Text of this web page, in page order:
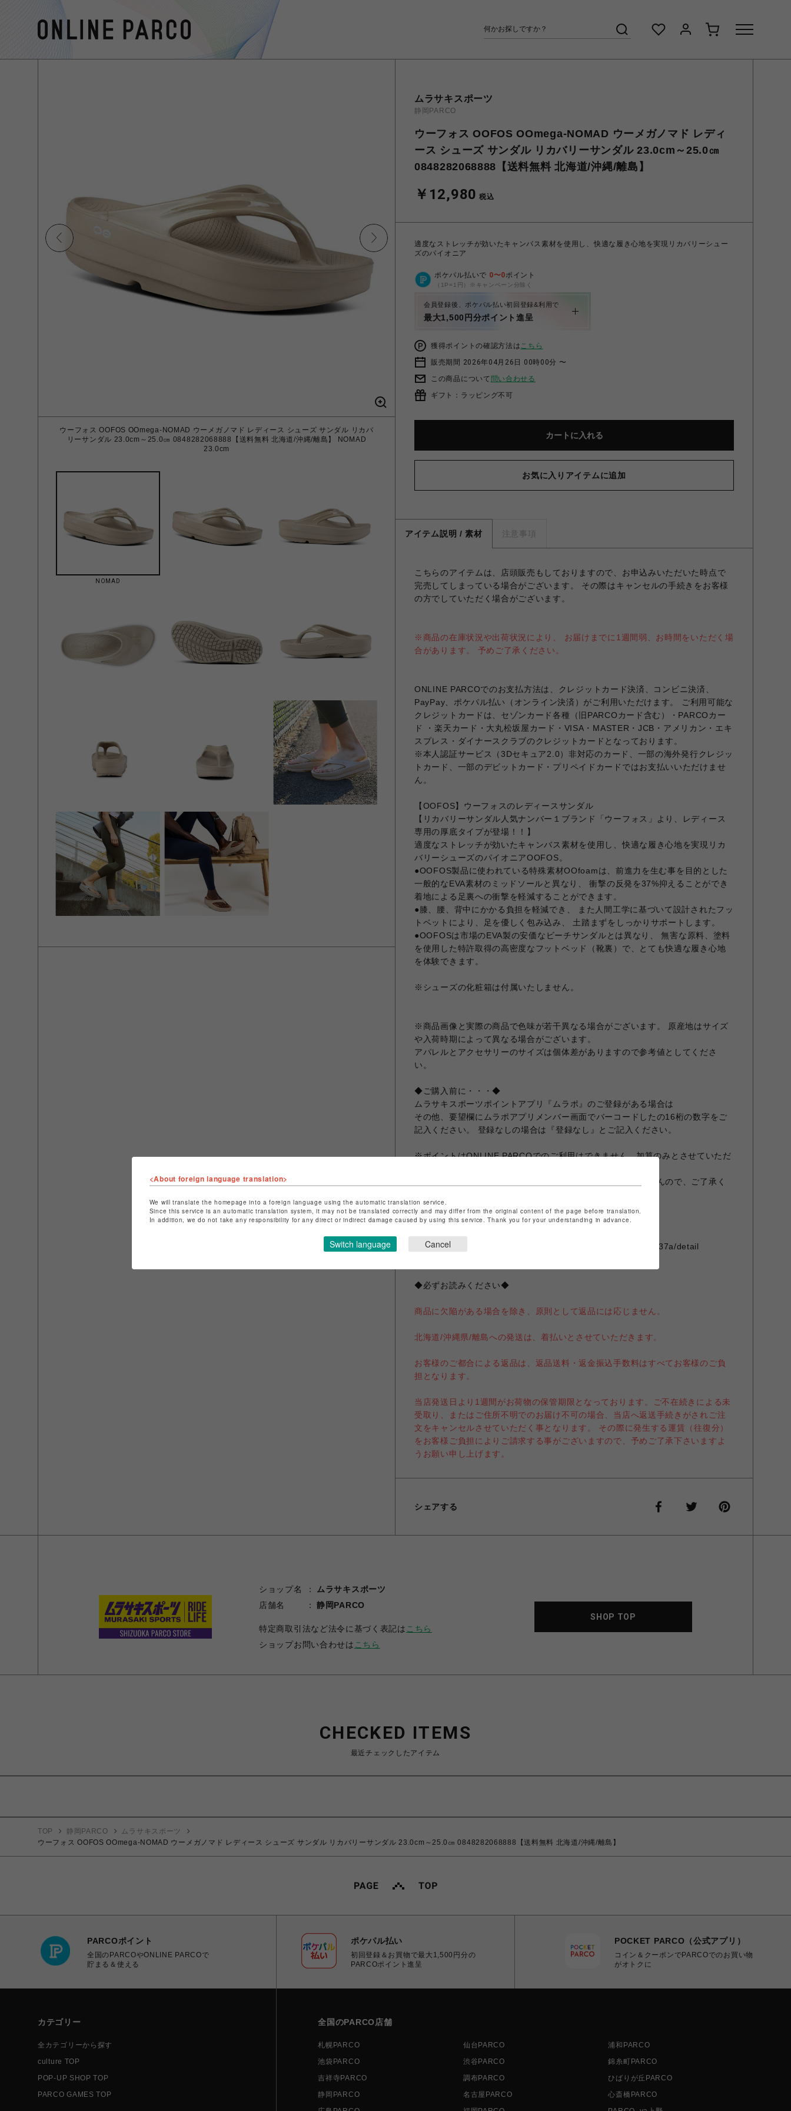
ウーフォス OOFOS OOmega-NOMAD ウーメガノマド レディース シューズ サンダル リカバ
リーサンダル 23.0cm～25.0㎝ 0848282068888【送料無料 北海道/沖縄/離島】 NOMAD
23.0cm
NOMAD
ムラサキスポーツ
静岡PARCO
ウーフォス OOFOS OOmega-NOMAD ウーメガノマド レディ
ース シューズ サンダル リカバリーサンダル 23.0cm～25.0㎝
0848282068888【送料無料 北海道/沖縄/離島】
￥12,980 税込
適度なストレッチが効いたキャンバス素材を使用し、快適な履き心地を実現リカバリーシュー
ズのパイオニア
ポケパル払いで 0〜0ポイント
（1P=1円）※キャンペーン分除く
会員登録後、ポケパル払い初回登録&利用で
最大1,500円分ポイント進呈
獲得ポイントの確認方法はこちら
販売期間 2026年04月26日 00時00分 〜
この商品について 問い合わせる
ギフト：ラッピング不可
カートに入れる
お気に入りアイテムに追加
アイテム説明 / 素材 注意事項
こちらのアイテムは、店頭販売もしておりますので、お申込みいただいた時点で
完売してしまっている場合がございます。 その際はキャンセルの手続きをお客様
の方でしていただく場合がございます。
※商品の在庫状況や出荷状況により、 お届けまでに1週間弱、お時間をいただく場
合があります。 予めご了承ください。
ONLINE PARCOでのお支払方法は、クレジットカード決済、コンビニ決済、
PayPay、ポケパル払い（オンライン決済）がご利用いただけます。 ご利用可能な
クレジットカードは、セゾンカード各種（旧PARCOカード含む）・PARCOカー
ド ・楽天カード・大丸松坂屋カード・VISA・MASTER・JCB・アメリカン・エキ
スプレス・ダイナースクラブのクレジットカードとなっております。
※本人認証サービス（3Dセキュア2.0）非対応のカード、一部の海外発行クレジッ
トカード、一部のデビットカード・プリペイドカードではお支払いいただけませ
ん。
【OOFOS】ウーフォスのレディースサンダル
【リカバリーサンダル人気ナンバー１ブランド「ウーフォス」より、レディース
専用の厚底タイプが登場！！】
適度なストレッチが効いたキャンバス素材を使用し、快適な履き心地を実現リカ
バリーシューズのパイオニアOOFOS。
●OOFOS製品に使われている特殊素材OOfoamは、前進力を生む事を目的とした
一般的なEVA素材のミッドソールと異なり、 衝撃の反発を37%抑えることができ
着地による足裏への衝撃を軽減することができます。
●膝、腰、背中にかかる負担を軽減でき、 また人間工学に基づいて設計されたフッ
トベットにより、足を優しく包み込み、 土踏まずをしっかりサポートします。
●OOFOSは市場のEVA製の安価なビーチサンダルとは異なり、 無害な原料、塗料
を使用した特許取得の高密度なフットベッド（靴裏）で、とても快適な履き心地
を体験できます。
※シューズの化粧箱は付属いたしません。
※商品画像と実際の商品で色味が若干異なる場合がございます。 原産地はサイズ
や入荷時期によって異なる場合がございます。
アパレルとアクセサリーのサイズは個体差がありますので参考値としてくださ
い。
◆ご購入前に・・・◆
ムラサキスポーツポイントアプリ『ムラポ』のご登録がある場合は
その他、要望欄にムラポアプリメンバー画面でバーコードしたの16桁の数字をご
記入ください。 登録なしの場合は『登録なし』とご記入ください。
※ポイントはONLINE PARCOでのご利用はできません。加算のみとさせていただ
※購入前に無料でご登録も可能です。ポイントは後付できませんので、ご了承く
ご登録は下記リンクから
sports/shop/shizuoka/1b2de7fa-d29f-4494-8e8f-765592cb237a/detail
◆必ずお読みください◆
商品に欠陥がある場合を除き、原則として返品には応じません。
北海道/沖縄県/離島への発送は、着払いとさせていただきます。
お客様のご都合による返品は、返品送料・返金振込手数料はすべてお客様のご負
担となります。
当店発送日より1週間がお荷物の保管期限となっております。ご不在続きによる未
受取り、またはご住所不明でのお届け不可の場合、当店へ返送手続きがされご注
文をキャンセルさせていただく事となります。 その際に発生する運賃（往復分）
をお客様ご負担によりご請求する事がございますので、予めご了承下さいますよ
うお願い申し上げます。
シェアする
ショップ名
ムラサキスポーツ
店舗名
静岡PARCO
特定商取引法など法令に基づく表記は こちら
ショップお問い合わせは こちら
SHOP TOP
CHECKED ITEMS
最近チェックしたアイテム
TOP 静岡PARCO
ムラサキスポーツ
ウーフォス OOFOS OOmega-NOMAD ウーメガノマド レディース シューズ サンダル リカバリーサンダル 23.0cm～25.0㎝ 0848282068888【送料無料 北海道/沖縄/離島】
PARCOポイント
全国のPARCOやONLINE PARCOで
貯まる＆使える
ポケパル払い
初回登録＆お買物で最大1,500円分の
PARCOポイント進呈
POCKET PARCO（公式アプリ）
コイン＆クーポンでPARCOでのお買い物
がオトクに
カテゴリー
全カテゴリーから探す
culture TOP
POP-UP SHOP TOP
PARCO GAMES TOP
全国のPARCO店舗
札幌PARCO 仙台PARCO
浦和PARCO
池袋PARCO
渋谷PARCO
錦糸町PARCO
吉祥寺PARCO
調布PARCO
ひばりが丘PARCO
静岡PARCO
名古屋PARCO
心斎橋PARCO
<About foreign language translation>
We will translate the homepage into a foreign language using the automatic translation service.
Since this service is an automatic translation system, it may not be translated correctly and may differ from the original content of the page before translation.
In addition, we do not take any responsibility for any direct or indirect damage caused by using this service. Thank you for your understanding in advance.
Switch language Cancel